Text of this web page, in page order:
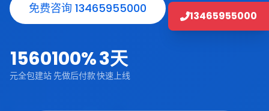
免费咨询 13465955000
1560
元全包建站
100%
先做后付款
3天
快速上线
13465955000